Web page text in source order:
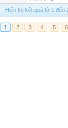
Hiển thị kết quả từ 1 đến
1 2 3 4 5 6